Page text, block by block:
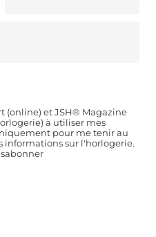
(online) et JSH® Magazine
à utiliser mes
pour me tenir au
informations sur l'horlogerie.